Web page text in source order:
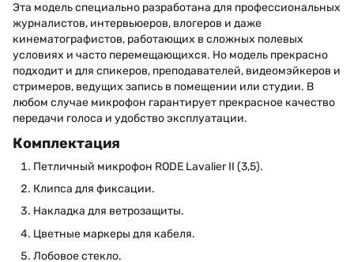
Эта модель специально разработана для профессиональных
журналистов, интервьюеров, влогеров и даже
кинематографистов, работающих в сложных полевых
условиях и часто перемещающихся. Но модель прекрасно
подходит и для спикеров, преподавателей, видеомэйкеров и
стримеров, ведущих запись в помещении или студии. В
любом случае микрофон гарантирует прекрасное качество
передачи голоса и удобство эксплуатации.
Комплектация
Петличный микрофон RODE Lavalier II (3,5).
Клипса для фиксации.
Накладка для ветрозащиты.
Цветные маркеры для кабеля.
Лобовое стекло.